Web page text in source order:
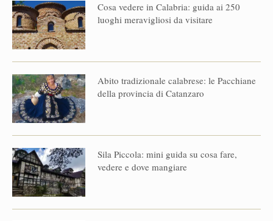
Cosa vedere in Calabria: guida ai 250
luoghi meravigliosi da visitare
Abito tradizionale calabrese: le Pacchiane
della provincia di Catanzaro
Sila Piccola: mini guida su cosa fare,
vedere e dove mangiare